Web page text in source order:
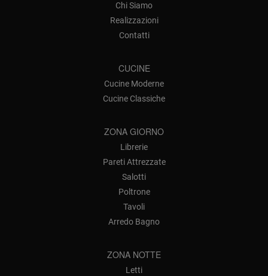
Chi Siamo
Realizzazioni
Contatti
CUCINE
Cucine Moderne
Cucine Classiche
ZONA GIORNO
Librerie
Pareti Attrezzate
Salotti
Poltrone
Tavoli
Arredo Bagno
ZONA NOTTE
Letti